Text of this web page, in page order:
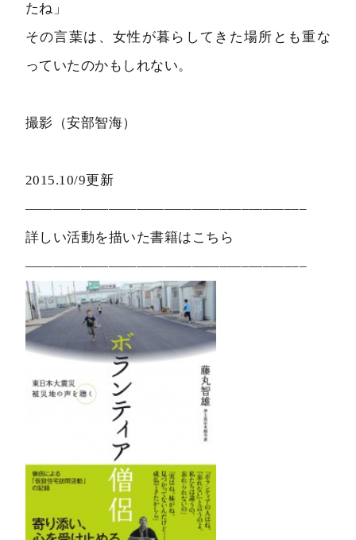
たね」
その言葉は、女性が暮らしてきた場所とも重な
っていたのかもしれない。
撮影（安部智海）
2015.10/9更新
——————————————–—–—–—–––
詳しい活動を描いた書籍はこちら
——————————————–—–—–—–––